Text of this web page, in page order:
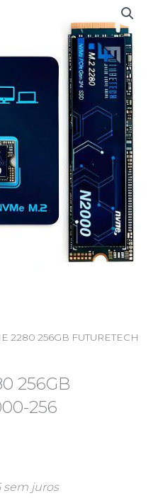
2280 256GB FUTURETECH
256GB
256
sem juros